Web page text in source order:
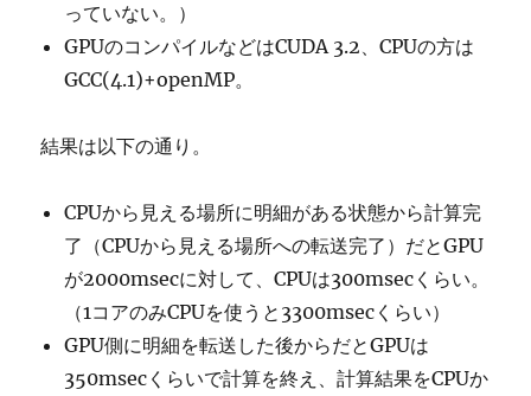
っていない。）
GPUのコンパイルなどはCUDA 3.2、CPUの方は
GCC(4.1)+openMP。
結果は以下の通り。
CPUから見える場所に明細がある状態から計算完
了（CPUから見える場所への転送完了）だとGPU
が2000msecに対して、CPUは300msecくらい。
（1コアのみCPUを使うと3300msecくらい）
GPU側に明細を転送した後からだとGPUは
350msecくらいで計算を終え、計算結果をCPUか